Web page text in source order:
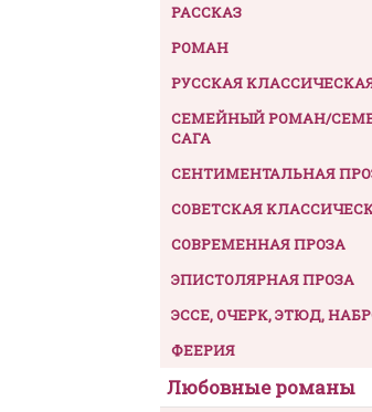
РАССКАЗ
РОМАН
РУССКАЯ
СЕМЕЙНЫЙ РОМАН/
САГА
СЕНТИМЕНТАЛЬНАЯ
СОВЕТСКАЯ
СОВРЕМЕННАЯ ПРОЗА
ЭПИСТОЛЯРНАЯ ПРОЗА
ЭССЕ, ОЧЕРК, ЭТЮД,
ФЕЕРИЯ
Любовные романы